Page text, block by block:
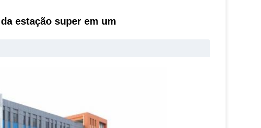
estação super em um